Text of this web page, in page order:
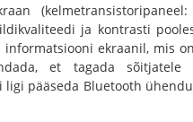
ja kontrasti
ekraanil, mis
et tagada sõitjatele
pääseda Bluetooth